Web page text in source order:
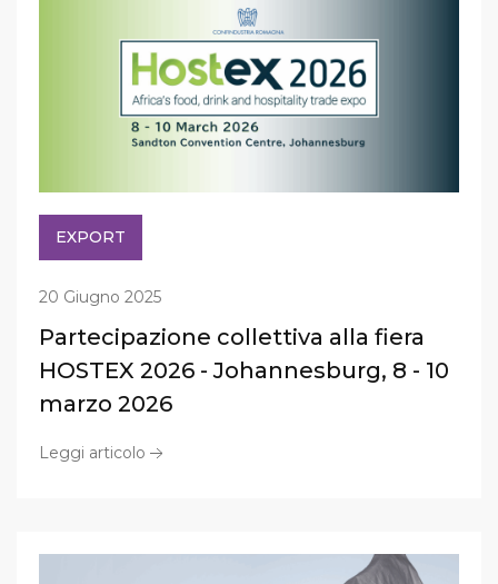
EXPORT
20 Giugno 2025
Partecipazione collettiva alla fiera
HOSTEX 2026 - Johannesburg, 8 - 10
marzo 2026
Leggi articolo